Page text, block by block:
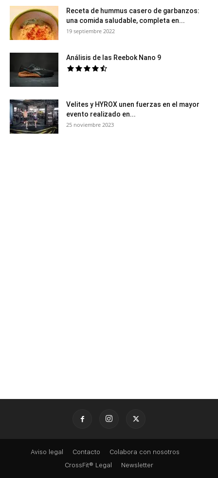
Receta de hummus casero de garbanzos:
una comida saludable, completa en...
19 septiembre 2022
Análisis de las Reebok Nano 9
Velites y HYROX unen fuerzas en el mayor
evento realizado en...
25 noviembre 2023
Aviso legal Contacto
Colabora con nosotros
CrossFit® Legal
Newsletter